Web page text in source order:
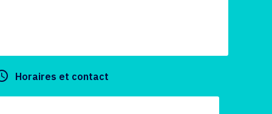
Horaires et contact